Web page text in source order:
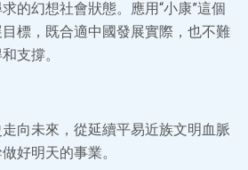
的幻想社會狀態。應用“小康”這個
標，既合適中國發展實際，也不難
支撐。
向未來，從延續平易近族文明血脈
好明天的事業。